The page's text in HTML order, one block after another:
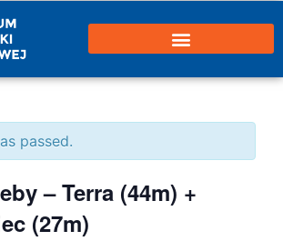
passed.
– Terra (44m) +
(27m)